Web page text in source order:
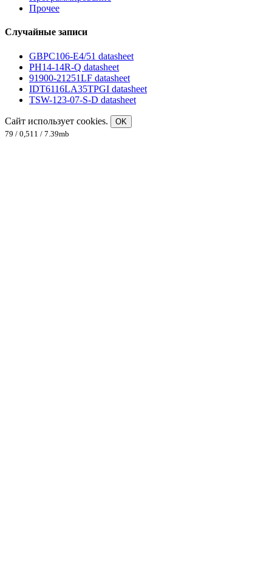
Прочее
Случайные записи
GBPC106-E4/51 datasheet
PH14-14R-Q datasheet
91900-21251LF datasheet
IDT6116LA35TPGI datasheet
TSW-123-07-S-D datasheet
Сайт использует cookies.
OK
79 / 0,511 / 7.39mb